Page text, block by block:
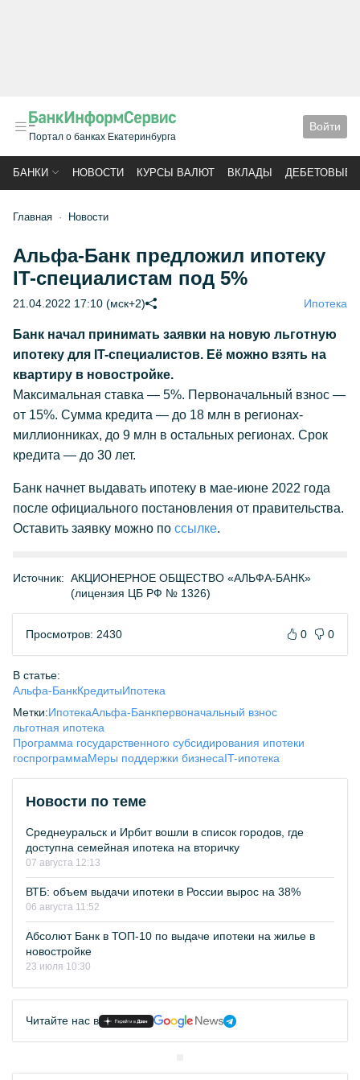
Портал о банках Екатеринбурга
Войти
БАНКИ НОВОСТИ КУРСЫ ВАЛЮТ ВКЛАДЫ ДЕБЕТОВЫЕ
Главная Новости
Альфа-Банк предложил ипотеку
IT-специалистам под 5%
21.04.2022 17:10 (мск+2) Ипотека
Банк начал принимать заявки на новую льготную
ипотеку для IT-специалистов. Её можно взять на
квартиру в новостройке.
Максимальная ставка — 5%. Первоначальный взнос —
от 15%. Сумма кредита — до 18 млн в регионах-
миллионниках, до 9 млн в остальных регионах. Срок
кредита — до 30 лет.
Банк начнет выдавать ипотеку в мае-июне 2022 года
после официального постановления от правительства.
Оставить заявку можно по ссылке.
Источник: АКЦИОНЕРНОЕ ОБЩЕСТВО «АЛЬФА-БАНК»
(лицензия ЦБ РФ № 1326)
Просмотров: 2430 0 0
В статье:
Альфа-БанкКредитыИпотека
Метки:ИпотекаАльфа-Банкпервоначальный взнос
льготная ипотека
Программа государственного субсидирования ипотеки
госпрограммаМеры поддержки бизнесаIT-ипотека
Новости по теме
Среднеуральск и Ирбит вошли в список городов, где
доступна семейная ипотека на вторичку
07 августа 12:13
ВТБ: объем выдачи ипотеки в России вырос на 38%
06 августа 11:52
Абсолют Банк в ТОП-10 по выдаче ипотеки на жилье в
новостройке
23 июля 10:30
Читайте нас в